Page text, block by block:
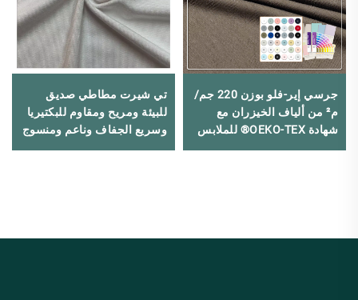
جرسي إير-فلو بوزن 220 جم/
م² من ألياف الخيزران مع
شهادة OEKO-TEX® للملابس
الداخلية وملابس الأطفال
تي شيرت مطاطي صديق
للبيئة ومريح ومقاوم للبكتيريا
وسريع الجفاف وناعم ومنسوج
من القطن والمودال